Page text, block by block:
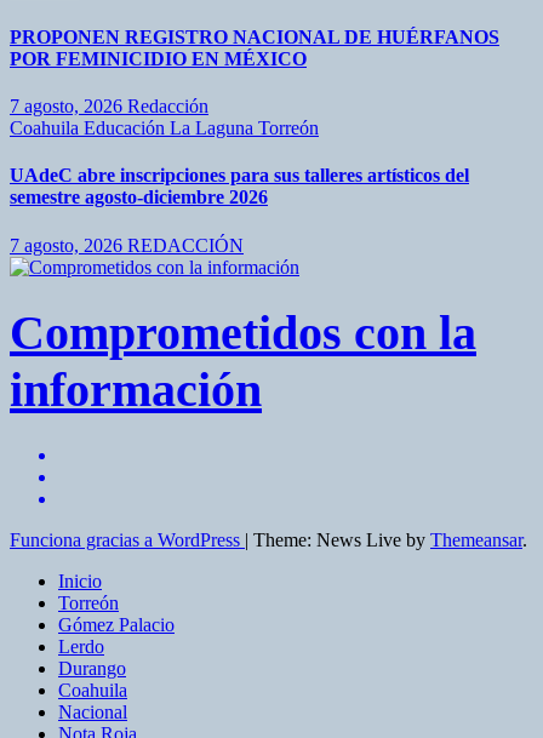
PROPONEN REGISTRO NACIONAL DE HUÉRFANOS
POR FEMINICIDIO EN MÉXICO
7 agosto, 2026 Redacción
Coahuila Educación La Laguna Torreón
UAdeC abre inscripciones para sus talleres artísticos del
semestre agosto-diciembre 2026
7 agosto, 2026 REDACCIÓN
Comprometidos con la
información
Funciona gracias a WordPress | Theme: News Live by Themeansar.
Inicio
Torreón
Gómez Palacio
Lerdo
Durango
Coahuila
Nacional
Nota Roja